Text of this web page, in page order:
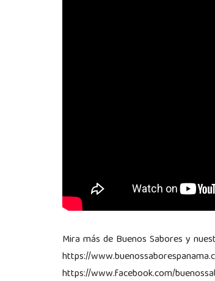
Mira más de Buenos Sabores y
https://
https://www.facebook.com/